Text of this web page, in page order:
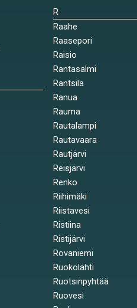
R
Raahe
Raasepori
Raisio
Rantasalmi
Rantsila
Ranua
Rauma
Rautalampi
Rautavaara
Rautjärvi
Reisjärvi
Renko
Riihimäki
Riistavesi
Ristiina
Ristijärvi
Rovaniemi
Ruokolahti
Ruotsinpyhtää
Ruovesi